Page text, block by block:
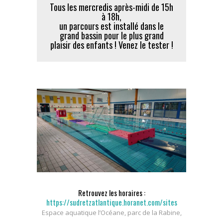
Tous les mercredis après-midi de 15h
à 18h,
un parcours est installé dans le
grand bassin pour le plus grand
plaisir des enfants ! Venez le tester !
Retrouvez les horaires :
https://sudretzatlantique.horanet.com/sites
Espace aquatique l’Océane, parc de la Rabine,